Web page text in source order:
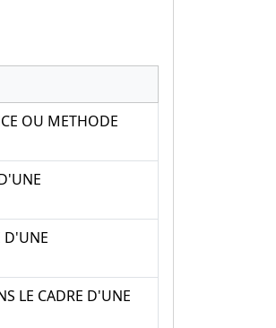
OU METHODE
D'UNE
LE CADRE D'UNE